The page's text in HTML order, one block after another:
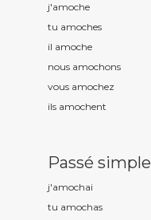
j'amoche
tu amoches
il amoche
nous amochons
vous amochez
ils amochent
Passé simple
j'amochai
tu amochas